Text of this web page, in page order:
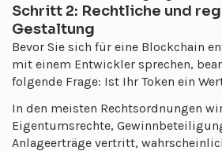
Schritt 2: Rechtliche und
Gestaltung
Bevor Sie sich für eine Blockchain
mit einem Entwickler sprechen,
folgende Frage: Ist Ihr Token ein
In den meisten Rechtsordnungen
Eigentumsrechte,
Anlageerträge vertritt,